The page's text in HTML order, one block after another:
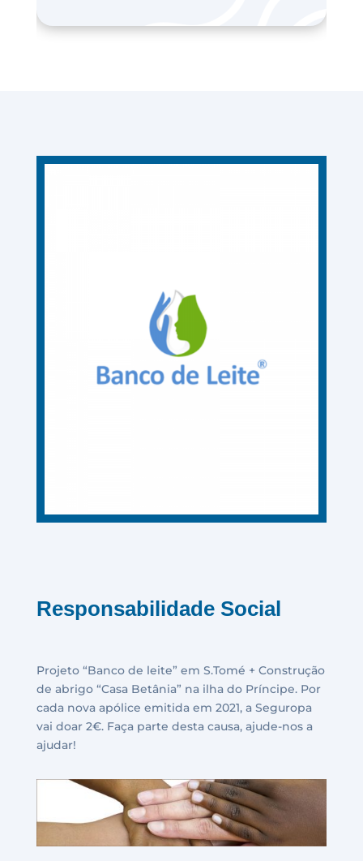
Responsabilidade Social
Projeto “Banco de leite” em S.Tomé + Construção
de abrigo “Casa Betânia” na ilha do Príncipe. Por
cada nova apólice emitida em 2021, a Seguropa
vai doar 2€. Faça parte desta causa, ajude-nos a
ajudar!